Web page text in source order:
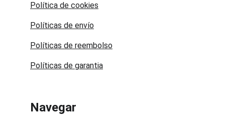
Políticas de envío
Navegar
Política de cookies
Políticas de reembolso
Políticas de garantia